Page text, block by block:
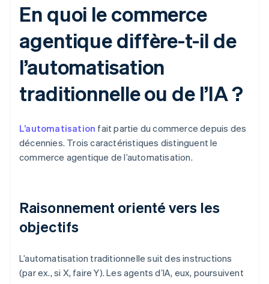
En quoi le commerce
agentique diffère-t-il de
l’automatisation
traditionnelle ou de l’IA ?
L’automatisation fait partie du commerce depuis des
décennies. Trois caractéristiques distinguent le
commerce agentique de l’automatisation.
Raisonnement orienté vers les
objectifs
L’automatisation traditionnelle suit des instructions
(par ex., si X, faire Y). Les agents d’IA, eux, poursuivent